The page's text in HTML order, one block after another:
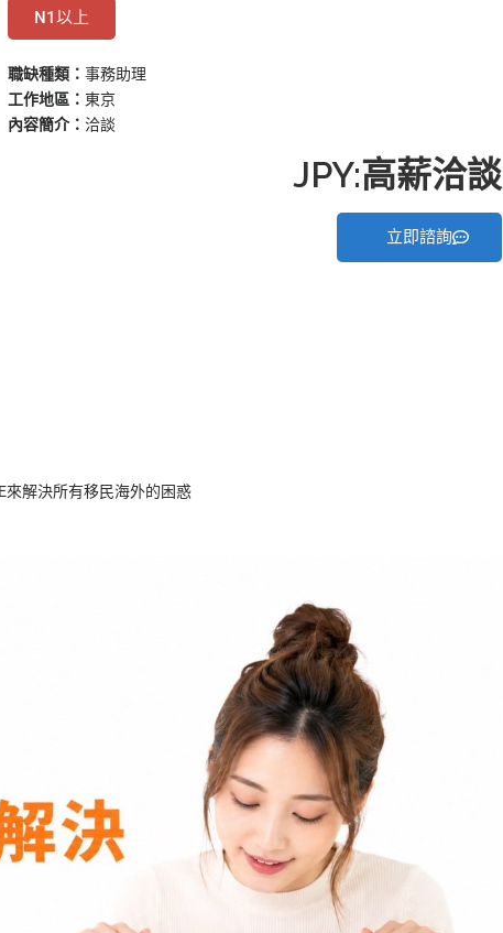
N1以上
職缺種類： 事務助理
工作地區： 東京
內容簡介： 洽談
JPY:高薪洽談
立即諮詢
來解決所有移民海外的困惑